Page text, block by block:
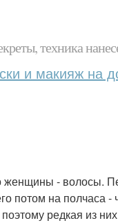
техника
и макияж на
женщины - волосы.
потом на полчаса -
редкая из